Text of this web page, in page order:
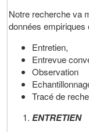
Notre recherche va
données
Entretien,
Entrevue
Observation
Tracé de
ENTRETIEN